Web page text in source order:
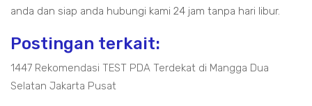
anda dan siap anda hubungi kami 24 jam tanpa hari libur.
Postingan terkait:
1447 Rekomendasi TEST PDA Terdekat di Mangga Dua
Selatan Jakarta Pusat